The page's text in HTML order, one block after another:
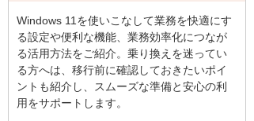
Windows 11を使いこなして業務を快適にす
る設定や便利な機能、業務効率化につなが
る活用方法をご紹介。乗り換えを迷ってい
る方へは、移行前に確認しておきたいポイ
ントも紹介し、スムーズな準備と安心の利
用をサポートします。